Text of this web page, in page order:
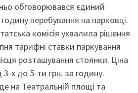
обговорювався єдиний
перебування на парковці.
комісія ухвалила рішення
тарифні ставки паркування
розташування стоянки. Ціна
х до 5-ти грн. за годину.
на Театральній площі та